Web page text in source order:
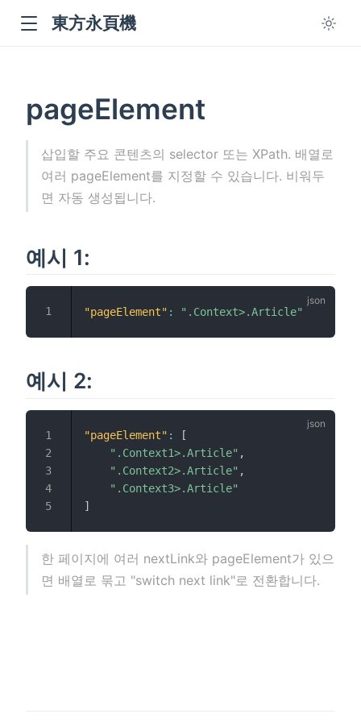
東方永頁機
pageElement
삽입할 주요 콘텐츠의 selector 또는 XPath. 배열로
여러 pageElement를 지정할 수 있습니다. 비워두
면 자동 생성됩니다.
예시 1:
"pageElement" : ".Context>.Article"
예시 2:
"pageElement" :
[
".Context1>.Article" ,
".Context2>.Article" ,
".Context3>.Article"
]
한 페이지에 여러 nextLink와 pageElement가 있으
면 배열로 묶고 "switch next link"로 전환합니다.